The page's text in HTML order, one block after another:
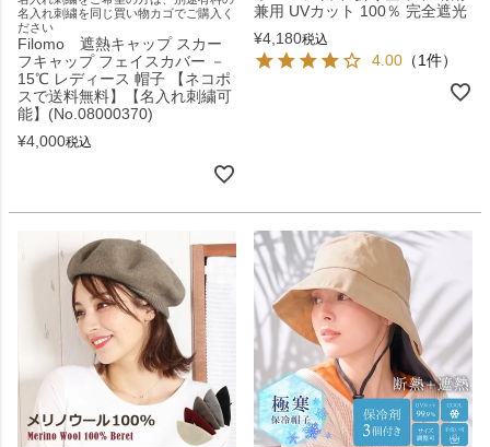
名入れ刺繍を同じ買い物カゴでご購入く
ださい
Filomo 遮熱キャップ スカー
フキャップ フェイスカバー －
15℃ レディース 帽子 【ネコポ
スで送料無料】【名入れ刺繍可
能】(No.08000370)
¥4,000税込
兼用 UVカット 100％ 完全遮光
¥4,180税込
4.00 （1件）